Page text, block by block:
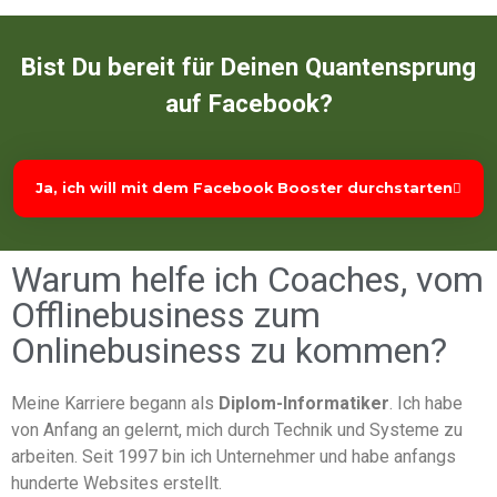
Bist Du bereit für Deinen Quantensprung
auf Facebook?
Ja, ich will mit dem Facebook Booster durchstarten
Warum helfe ich Coaches, vom
Offlinebusiness zum
Onlinebusiness zu kommen?
Meine Karriere begann als Diplom-Informatiker. Ich habe
von Anfang an gelernt, mich durch Technik und Systeme zu
arbeiten. Seit 1997 bin ich Unternehmer und habe anfangs
hunderte Websites erstellt.